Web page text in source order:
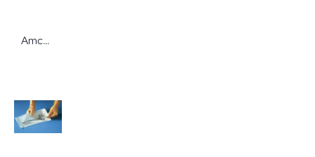
Amcor Sterilisierpapier Sterisheet classic krepp Sterilisationspapier von Amcor